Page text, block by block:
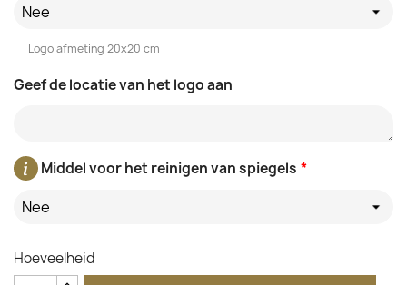
Nee
Logo afmeting 20x20 cm
Geef de locatie van het logo aan
*
Middel voor het reinigen van spiegels
Nee
Hoeveelheid